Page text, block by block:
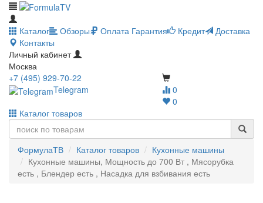
Каталог Обзоры Оплата Гарантия Кредит
Доставка
Контакты
Личный кабинет
Москва
0
0
+7 (495) 929-70-22
Telegram
Каталог товаров
ФормулаТВ Каталог товаров
Кухонные машины
Кухонные машины, Мощность до 700 Вт , Мясорубка
есть , Блендер есть , Насадка для взбивания есть